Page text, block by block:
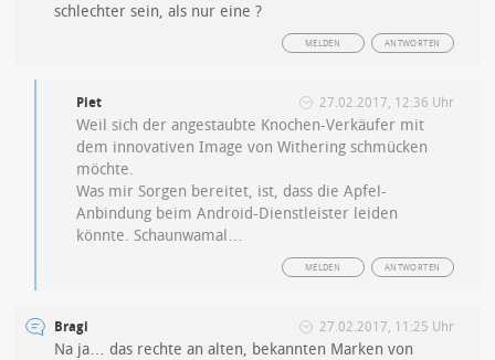
schlechter sein, als nur eine ?
ANTWORTEN
MELDEN
Piet 27.02.2017, 12:36 Uhr
Weil sich der angestaubte Knochen-Verkäufer mit
dem innovativen Image von Withering schmücken
möchte.
Was mir Sorgen bereitet, ist, dass die Apfel-
Anbindung beim Android-Dienstleister leiden
könnte. Schaunwamal…
ANTWORTEN
MELDEN
Bragi 27.02.2017, 11:25 Uhr
Na ja… das rechte an alten, bekannten Marken von